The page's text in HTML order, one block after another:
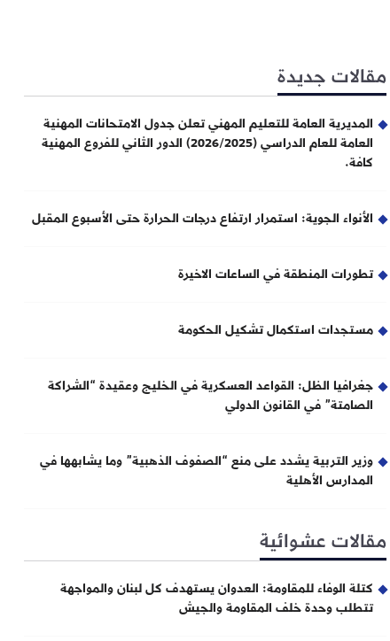
مقالات جديدة
المديرية العامة للتعليم المهني تعلن جدول الامتحانات المهنية
العامة للعام الدراسي (2026/2025) الدور الثاني للفروع المهنية
كافة.
الأنواء الجوية: استمرار ارتفاع درجات الحرارة حتى الأسبوع المقبل
تطورات المنطقة في الساعات الاخيرة
مستجدات استكمال تشكيل الحكومة
جغرافيا الظل: القواعد العسكرية في الخليج وعقيدة “الشراكة
الصامتة” في القانون الدولي
وزير التربية يشدد على منع “الصفوف الذهبية” وما يشابهها في
المدارس الأهلية
مقالات عشوائية
كتلة الوفاء للمقاومة: العدوان يستهدف كل لبنان والمواجهة
تتطلب وحدة خلف المقاومة والجيش